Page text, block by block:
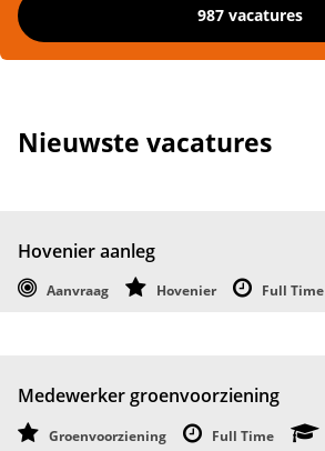
987 vacatures
Nieuwste vacatures
Hovenier aanleg
Aanvraag Hovenier Full Time
Medewerker groenvoorziening
Groenvoorziening Full Time